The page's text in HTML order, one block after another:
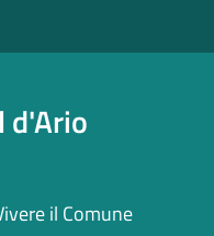
d'Ario
il Comune